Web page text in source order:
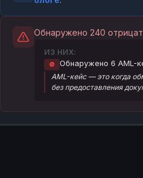
Обнаружено 240
ИЗ НИХ:
🚫 Обнаружено 6 AML-
AML-кейс — это когда
без предоставления